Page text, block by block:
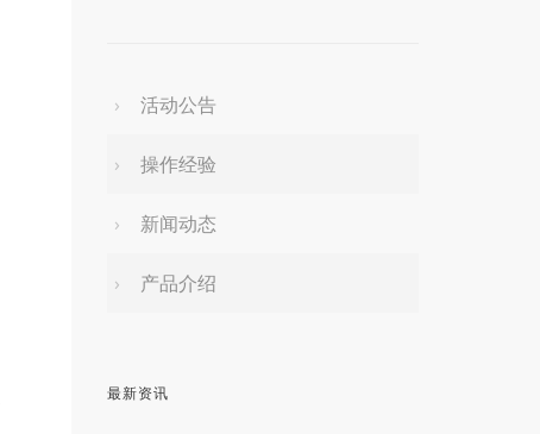
活动公告
操作经验
新闻动态
产品介绍
最新资讯